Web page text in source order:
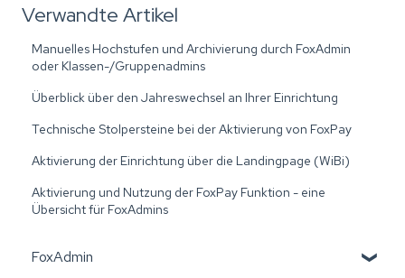
Verwandte Artikel
Manuelles Hochstufen und Archivierung durch FoxAdmin
oder Klassen-/Gruppenadmins
Überblick über den Jahreswechsel an Ihrer Einrichtung
Technische Stolpersteine bei der Aktivierung von FoxPay
Aktivierung der Einrichtung über die Landingpage (WiBi)
Aktivierung und Nutzung der FoxPay Funktion - eine
Übersicht für FoxAdmins
FoxAdmin